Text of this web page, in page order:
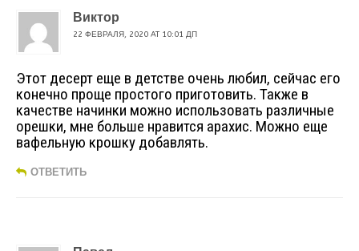
Виктор
22 ФЕВРАЛЯ, 2020 AT 10:01 ДП
Этот десерт еще в детстве очень любил, сейчас его
конечно проще простого приготовить. Также в
качестве начинки можно использовать различные
орешки, мне больше нравится арахис. Можно еще
вафельную крошку добавлять.
ОТВЕТИТЬ